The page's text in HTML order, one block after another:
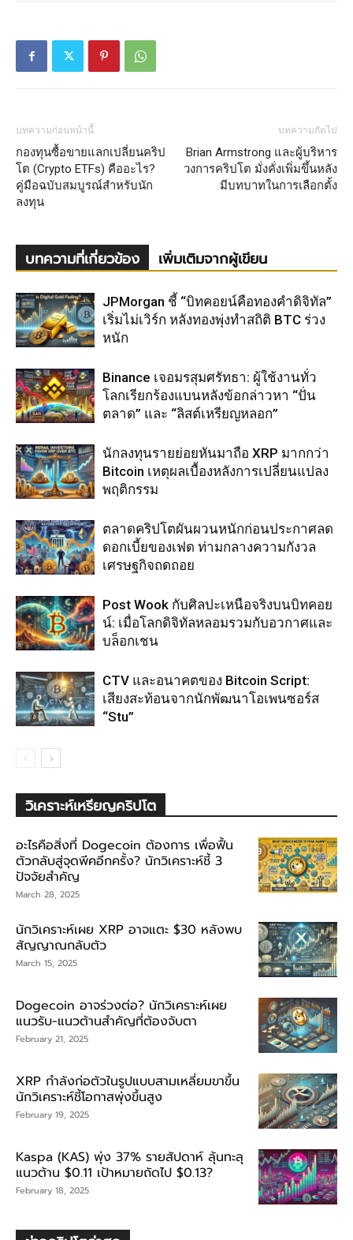
บทความก่อนหน้านี้
กองทุนซื้อขายแลกเปลี่ยนคริป
โต (Crypto ETFs) คืออะไร?
คู่มือฉบับสมบูรณ์สำหรับนัก
ลงทุน
บทความถัดไป
Brian Armstrong และผู้บริหาร
วงการคริปโต มั่งคั่งเพิ่มขึ้นหลัง
มีบทบาทในการเลือกตั้ง
บทความที่เกี่ยวข้อง เพิ่มเติมจากผู้เขียน
JPMorgan ชี้ “บิทคอยน์คือทองคำดิจิทัล”
เริ่มไม่เวิร์ก หลังทองพุ่งทำสถิติ BTC ร่วง
หนัก
Binance เจอมรสุมศรัทธา: ผู้ใช้งานทั่ว
โลกเรียกร้องแบนหลังข้อกล่าวหา “ปั่น
ตลาด” และ “ลิสต์เหรียญหลอก”
นักลงทุนรายย่อยหันมาถือ XRP มากกว่า
Bitcoin เหตุผลเบื้องหลังการเปลี่ยนแปลง
พฤติกรรม
ตลาดคริปโตผันผวนหนักก่อนประกาศลด
ดอกเบี้ยของเฟด ท่ามกลางความกังวล
เศรษฐกิจถดถอย
Post Wook กับศิลปะเหนือจริงบนบิทคอย
น์: เมื่อโลกดิจิทัลหลอมรวมกับอวกาศและ
บล็อกเชน
CTV และอนาคตของ Bitcoin Script:
เสียงสะท้อนจากนักพัฒนาโอเพนซอร์ส
“Stu”
วิเคราะห์เหรียญคริปโต
อะไรคือสิ่งที่ Dogecoin ต้องการ เพื่อฟื้น
ตัวกลับสู่จุดพีคอีกครั้ง? นักวิเคราะห์ชี้ 3
ปัจจัยสำคัญ
March 28, 2025
นักวิเคราะห์เผย XRP อาจแตะ $30 หลังพบ
สัญญาณกลับตัว
March 15, 2025
Dogecoin อาจร่วงต่อ? นักวิเคราะห์เผย
แนวรับ-แนวต้านสำคัญที่ต้องจับตา
February 21, 2025
XRP กำลังก่อตัวในรูปแบบสามเหลี่ยมขาขึ้น
นักวิเคราะห์ชี้โอกาสพุ่งขึ้นสูง
February 19, 2025
Kaspa (KAS) พุ่ง 37% รายสัปดาห์ ลุ้นทะลุ
แนวต้าน $0.11 เป้าหมายถัดไป $0.13?
February 18, 2025